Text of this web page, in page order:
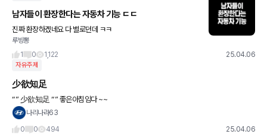
남자들이 환장한다는 자동차 기능 ㄷㄷ
진짜 환장하겠네요 다 별로던데 ㅋㅋ
루빙뽕
1
0 1,122 25.04.06
자유주제
少欲知足
“” 少欲知足 “” 좋은아침임다 ~~
나리나라63
0
0 494 25.04.06